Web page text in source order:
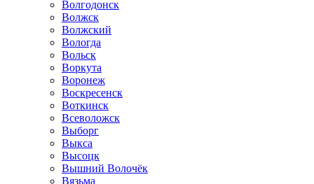
Волгодонск
Волжск
Волжский
Вологда
Вольск
Воркута
Воронеж
Воскресенск
Воткинск
Всеволожск
Выборг
Выкса
Высоцк
Вышний Волочёк
Вязьма